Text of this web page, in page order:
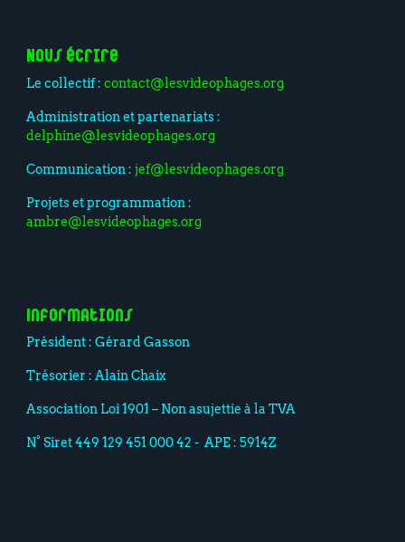
Nous écrire
Le collectif : contact@lesvideophages.org
Administration et partenariats :
delphine@lesvideophages.org
Communication : jef@lesvideophages.org
Projets et programmation :
ambre@lesvideophages.org
Informations
Président : Gérard Gasson
Trésorier : Alain Chaix
Association Loi 1901 – Non asujettie à la TVA
N° Siret 449 129 451 000 42 - APE : 5914Z